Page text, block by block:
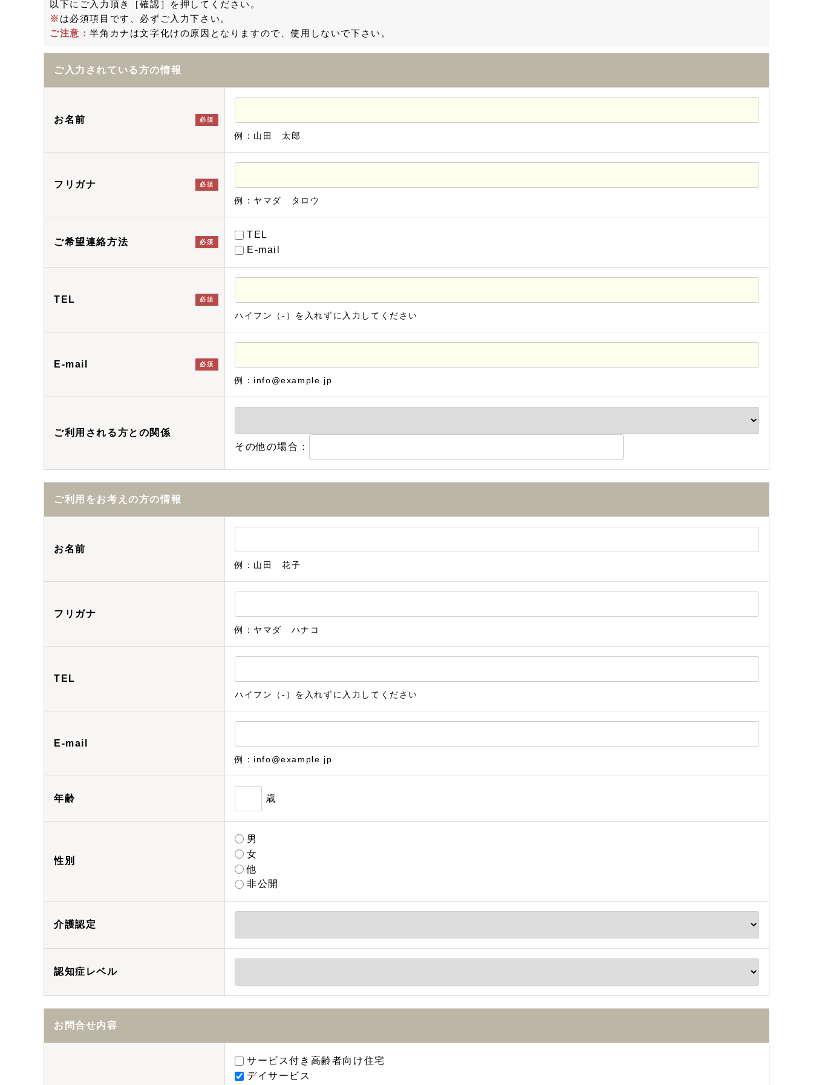
以下にご入力頂き［確認］を押してください。
※ は必須項目です、必ずご入力下さい。
ご注意：半角カナは文字化けの原因となりますので、使用しないで下さい。
ご入力されている方の情報
お名前 必須
例：山田 太郎
フリガナ 必須
例：ヤマダ タロウ
ご希望連絡方法 必須
TEL
E-mail
TEL 必須
ハイフン（-）を入れずに入力してください
E-mail 必須
例：info@example.jp
ご利用される方との関係
その他の場合：
ご利用をお考えの方の情報
お名前
例：山田 花子
フリガナ
例：ヤマダ ハナコ
TEL
ハイフン（-）を入れずに入力してください
E-mail
例：info@example.jp
年齢 歳
性別
男
女
他
非公開
介護認定
認知症レベル
お問合せ内容
サービス付き高齢者向け住宅
デイサービス